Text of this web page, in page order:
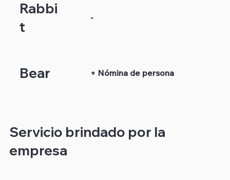
-
Rabbi
t
+ Nómina de persona
Bear
Servicio brindado por la
empresa